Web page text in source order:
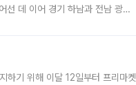
선 데 이어 경기 하남과 전남 광양
하기 위해 이달 12일부터 프리마켓